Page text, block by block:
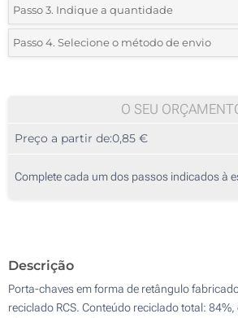
*Selecione o tipo de marcação e as cores do
Gravação a laser (Na frente)
Passo 3. Indique a quantidade
*Quantidade mínima:25
50
125
Outra :
Passo 4. Selecione o método de envio
O SEU
Preço a partir de:0,85 €
Complete cada um dos passos indicados à
Descrição
Porta-chaves em forma de retângulo
reciclado RCS. Conteúdo reciclado total: